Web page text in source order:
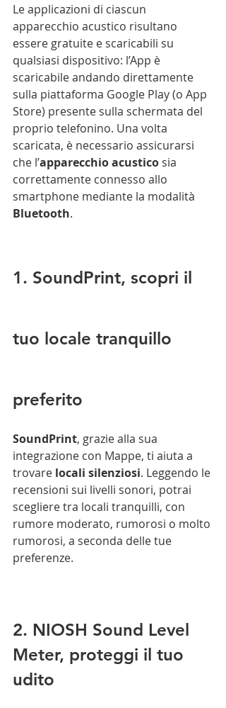
Le applicazioni di ciascun
apparecchio acustico risultano
essere gratuite e scaricabili su
qualsiasi dispositivo: l’App è
scaricabile andando direttamente
sulla piattaforma Google Play (o App
Store) presente sulla schermata del
proprio telefonino. Una volta
scaricata, è necessario assicurarsi
che l’apparecchio acustico sia
correttamente connesso allo
smartphone mediante la modalità
Bluetooth.
1. SoundPrint, scopri il
tuo locale tranquillo
preferito
SoundPrint, grazie alla sua
integrazione con Mappe, ti aiuta a
trovare locali silenziosi. Leggendo le
recensioni sui livelli sonori, potrai
scegliere tra locali tranquilli, con
rumore moderato, rumorosi o molto
rumorosi, a seconda delle tue
preferenze.
2. NIOSH Sound Level
Meter, proteggi il tuo
udito